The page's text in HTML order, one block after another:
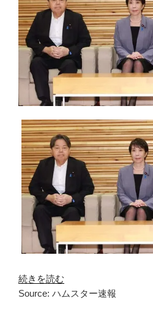
続きを読む
Source: ハムスター速報